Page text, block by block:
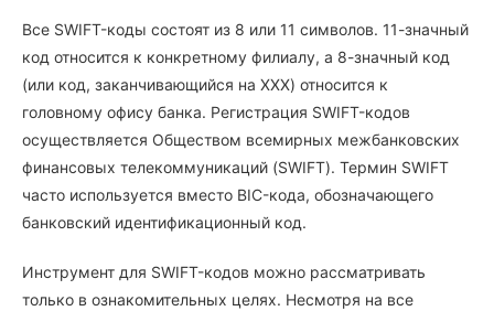
Все SWIFT-коды состоят из 8 или 11 символов. 11-значный
код относится к конкретному филиалу, а 8-значный код
(или код, заканчивающийся на XXX) относится к
головному офису банка. Регистрация SWIFT-кодов
осуществляется Обществом всемирных межбанковских
финансовых телекоммуникаций (SWIFT). Термин SWIFT
часто используется вместо BIC-кода, обозначающего
банковский идентификационный код.
Инструмент для SWIFT-кодов можно рассматривать
только в ознакомительных целях. Несмотря на все